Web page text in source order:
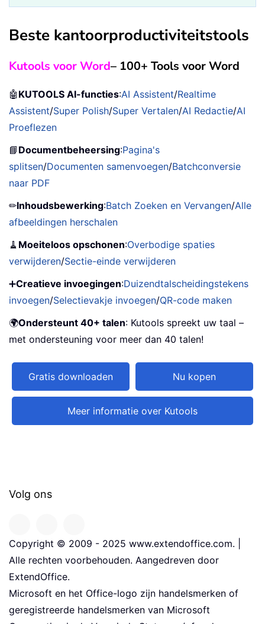
Beste kantoorproductiviteitstools
Kutools voor Word– 100+ Tools voor Word
🤖 KUTOOLS AI-functies:AI Assistent/Realtime
Assistent/Super Polish/Super Vertalen/AI Redactie/AI
Proeflezen
📘 Documentbeheersing:Pagina's
splitsen/Documenten samenvoegen/Batchconversie
naar PDF
✏Inhoudsbewerking:Batch Zoeken en Vervangen/Alle
afbeeldingen herschalen
🧹 Moeiteloos opschonen:Overbodige spaties
verwijderen/Sectie-einde verwijderen
➕Creatieve invoegingen:Duizendtalscheidingstekens
invoegen/Selectievakje invoegen/QR-code maken
🌍Ondersteunt 40+ talen: Kutools spreekt uw taal –
met ondersteuning voor meer dan 40 talen!
Gratis downloaden Nu kopen
Meer informatie over Kutools
Volg ons
Copyright © 2009 - 2025 www.extendoffice.com. |
Alle rechten voorbehouden. Aangedreven door
ExtendOffice.
Microsoft en het Office-logo zijn handelsmerken of
geregistreerde handelsmerken van Microsoft